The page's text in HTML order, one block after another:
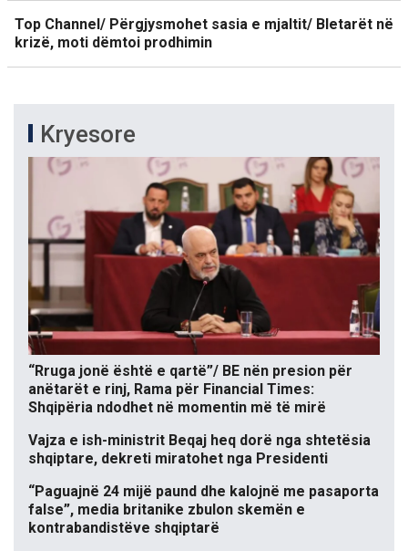
Top Channel/ Përgjysmohet sasia e mjaltit/ Bletarët në
krizë, moti dëmtoi prodhimin
Kryesore
“Rruga jonë është e qartë”/ BE nën presion për
anëtarët e rinj, Rama për Financial Times:
Shqipëria ndodhet në momentin më të mirë
Vajza e ish-ministrit Beqaj heq dorë nga shtetësia
shqiptare, dekreti miratohet nga Presidenti
“Paguajnë 24 mijë paund dhe kalojnë me pasaporta
false”, media britanike zbulon skemën e
kontrabandistëve shqiptarë